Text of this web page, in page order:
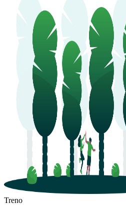
Treno